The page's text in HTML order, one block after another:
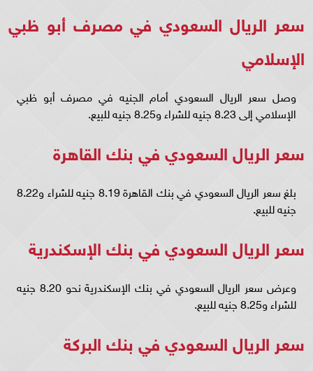
سعر الريال السعودي في مصرف أبو ظبي
الإسلامي
وصل سعر الريال السعودي أمام الجنيه في مصرف أبو ظبي
الإسلامي إلى 8.23 جنيه للشراء و8.25 جنيه للبيع.
سعر الريال السعودي في بنك القاهرة
بلغ سعر الريال السعودي في بنك القاهرة 8.19 جنيه للشراء و8.22
جنيه للبيع.
سعر الريال السعودي في بنك الإسكندرية
وعرض سعر الريال السعودي في بنك الإسكندرية نحو 8.20 جنيه
للشراء و8.25 جنيه للبيع.
سعر الريال السعودي في بنك البركة